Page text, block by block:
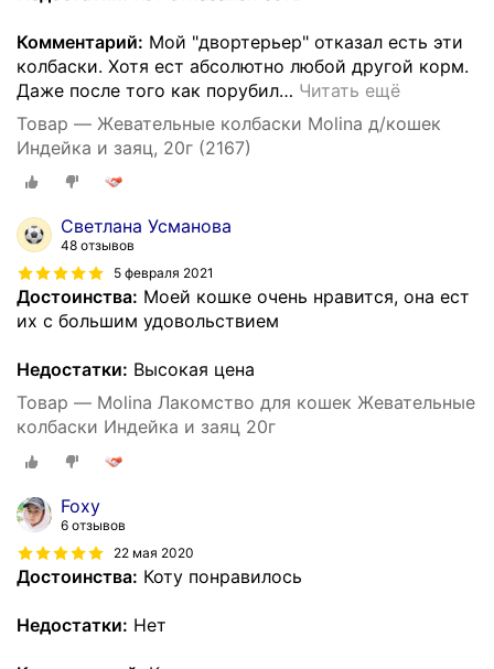
Комментарий: Мой "двортерьер" отказал есть эти
колбаски. Хотя ест абсолютно любой другой корм.
Даже после того как порубил… Читать ещё
Товар — Жевательные колбаски Molina д/кошек
Индейка и заяц, 20г (2167)
Светлана Усманова
48 отзывов
5 февраля 2021
Достоинства: Моей кошке очень нравится, она ест
их с большим удовольствием
Недостатки: Высокая цена
Товар — Molina Лакомство для кошек Жевательные
колбаски Индейка и заяц 20г
Foxy
6 отзывов
22 мая 2020
Достоинства: Коту понравилось
Недостатки: Нет